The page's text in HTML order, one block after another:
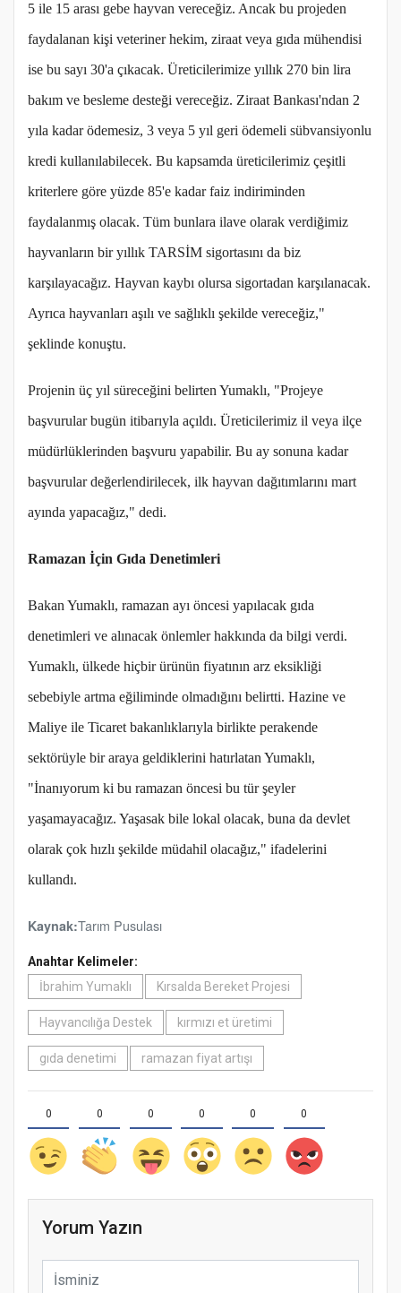
5 ile 15 arası gebe hayvan vereceğiz. Ancak bu projeden
faydalanan kişi veteriner hekim, ziraat veya gıda mühendisi
ise bu sayı 30'a çıkacak. Üreticilerimize yıllık 270 bin lira
bakım ve besleme desteği vereceğiz. Ziraat Bankası'ndan 2
yıla kadar ödemesiz, 3 veya 5 yıl geri ödemeli sübvansiyonlu
kredi kullanılabilecek. Bu kapsamda üreticilerimiz çeşitli
kriterlere göre yüzde 85'e kadar faiz indiriminden
faydalanmış olacak. Tüm bunlara ilave olarak verdiğimiz
hayvanların bir yıllık TARSİM sigortasını da biz
karşılayacağız. Hayvan kaybı olursa sigortadan karşılanacak.
Ayrıca hayvanları aşılı ve sağlıklı şekilde vereceğiz,"
şeklinde konuştu.
Projenin üç yıl süreceğini belirten Yumaklı, "Projeye
başvurular bugün itibarıyla açıldı. Üreticilerimiz il veya ilçe
müdürlüklerinden başvuru yapabilir. Bu ay sonuna kadar
başvurular değerlendirilecek, ilk hayvan dağıtımlarını mart
ayında yapacağız," dedi.
Ramazan İçin Gıda Denetimleri
Bakan Yumaklı, ramazan ayı öncesi yapılacak gıda
denetimleri ve alınacak önlemler hakkında da bilgi verdi.
Yumaklı, ülkede hiçbir ürünün fiyatının arz eksikliği
sebebiyle artma eğiliminde olmadığını belirtti. Hazine ve
Maliye ile Ticaret bakanlıklarıyla birlikte perakende
sektörüyle bir araya geldiklerini hatırlatan Yumaklı,
"İnanıyorum ki bu ramazan öncesi bu tür şeyler
yaşamayacağız. Yaşasak bile lokal olacak, buna da devlet
olarak çok hızlı şekilde müdahil olacağız," ifadelerini
kullandı.
Kaynak:Tarım Pusulası
Anahtar Kelimeler:
İbrahim Yumaklı
Kırsalda Bereket Projesi
Hayvancılığa Destek kırmızı et üretimi
gıda denetimi ramazan fiyat artışı
0 0 0 0 0 0
Yorum Yazın